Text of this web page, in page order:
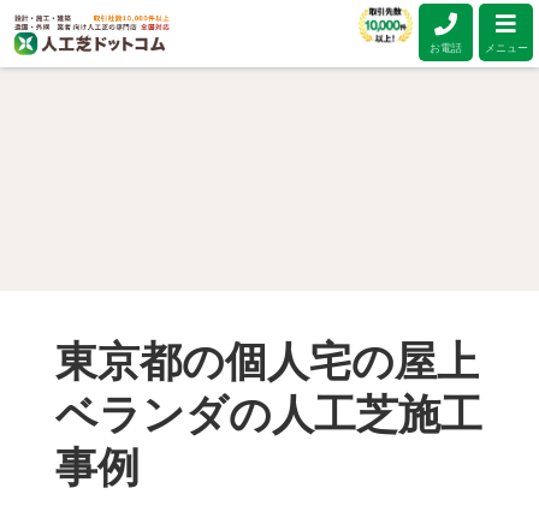
東京都の個人宅の屋上
ベランダの人工芝施工
事例
お電話 メニュー